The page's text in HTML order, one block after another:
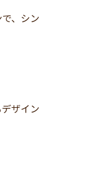
、シン
ザイン